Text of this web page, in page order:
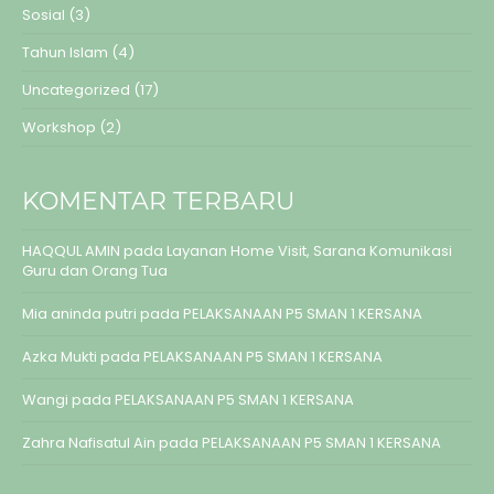
Sosial (3)
Tahun Islam (4)
Uncategorized (17)
Workshop (2)
KOMENTAR TERBARU
HAQQUL AMIN pada Layanan Home Visit, Sarana Komunikasi
Guru dan Orang Tua
Mia aninda putri pada PELAKSANAAN P5 SMAN 1 KERSANA
Azka Mukti pada PELAKSANAAN P5 SMAN 1 KERSANA
Wangi pada PELAKSANAAN P5 SMAN 1 KERSANA
Zahra Nafisatul Ain pada PELAKSANAAN P5 SMAN 1 KERSANA